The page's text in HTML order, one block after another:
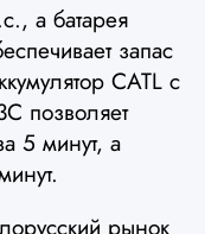
а батарея
запас
CATL с
позволяет
5 минут, а
рынок